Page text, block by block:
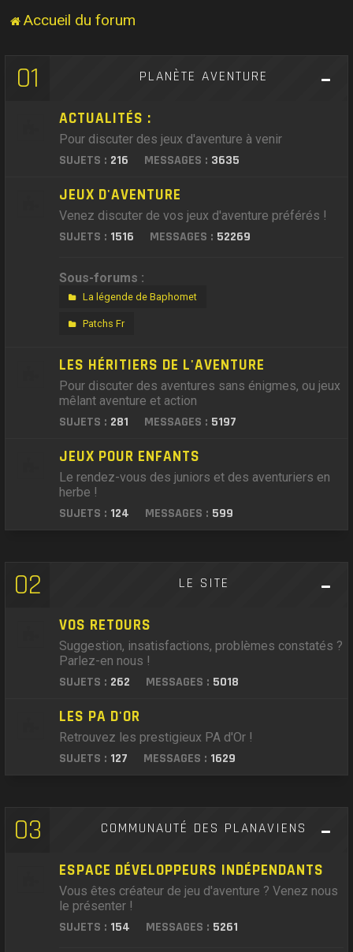
Accueil du forum
01 PLANÈTE AVENTURE
ACTUALITÉS :
Pour discuter des jeux d'aventure à venir
SUJETS : 216 MESSAGES : 3635
JEUX D'AVENTURE
Venez discuter de vos jeux d'aventure préférés !
SUJETS : 1516 MESSAGES : 52269
Sous-forums :
La légende de Baphomet
Patchs Fr
LES HÉRITIERS DE L'AVENTURE
Pour discuter des aventures sans énigmes, ou jeux
mêlant aventure et action
SUJETS : 281 MESSAGES : 5197
JEUX POUR ENFANTS
Le rendez-vous des juniors et des aventuriers en
herbe !
SUJETS : 124 MESSAGES : 599
02 LE SITE
VOS RETOURS
Suggestion, insatisfactions, problèmes constatés ?
Parlez-en nous !
SUJETS : 262 MESSAGES : 5018
LES PA D'OR
Retrouvez les prestigieux PA d'Or !
SUJETS : 127 MESSAGES : 1629
03 COMMUNAUTÉ DES PLANAVIENS
ESPACE DÉVELOPPEURS INDÉPENDANTS
Vous êtes créateur de jeu d'aventure ? Venez nous
le présenter !
SUJETS : 154 MESSAGES : 5261